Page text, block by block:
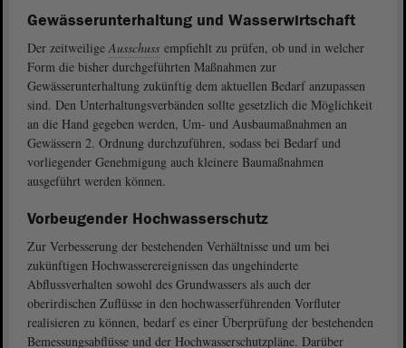
Gewässerunterhaltung und Wasserwirtschaft
Der zeitweilige Ausschuss empfiehlt zu prüfen, ob und in welcher
Form die bisher durchgeführten Maßnahmen zur
Gewässerunterhaltung zukünftig dem aktuellen Bedarf anzupassen
sind. Den Unterhaltungsverbänden sollte gesetzlich die Möglichkeit
an die Hand gegeben werden, Um- und Ausbaumaßnahmen an
Gewässern 2. Ordnung durchzuführen, sodass bei Bedarf und
vorliegender Genehmigung auch kleinere Baumaßnahmen
ausgeführt werden können.
Vorbeugender Hochwasserschutz
Zur Verbesserung der bestehenden Verhältnisse und um bei
zukünftigen Hochwasserereignissen das ungehinderte
Abflussverhalten sowohl des Grundwassers als auch der
oberirdischen Zuflüsse in den hochwasserführenden Vorfluter
realisieren zu können, bedarf es einer Überprüfung der bestehenden
Bemessungsabflüsse und der Hochwasserschutzpläne. Darüber